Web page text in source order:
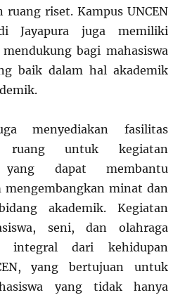
riset. Kampus UNCEN
Jayapura juga memiliki
bagi mahasiswa
baik dalam hal akademik
menyediakan fasilitas
ruang untuk kegiatan
yang dapat membantu
mengembangkan minat dan
akademik. Kegiatan
seni, dan olahraga
integral dari kehidupan
yang bertujuan untuk
yang tidak hanya